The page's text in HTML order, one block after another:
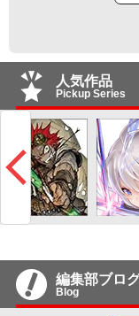
人気作品
Pickup Series
編集部ブロ
Blog